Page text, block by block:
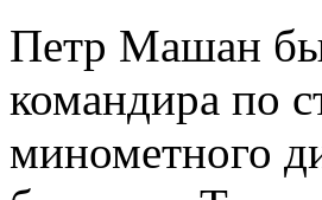
Петр Машан
командира по
минометного